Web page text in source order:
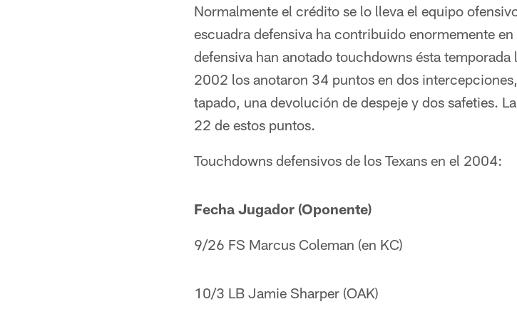
Normalmente el crédito se lo lleva el equipo
escuadra defensiva ha contribuido enormemente
defensiva han anotado touchdowns ésta
2002 los anotaron 34 puntos en dos
tapado, una devolución de despeje y dos safeties.
22 de estos puntos.
Touchdowns defensivos de los Texans en el 2004:
Fecha Jugador (Oponente)
9/26 FS Marcus Coleman (en KC)
10/3 LB Jamie Sharper (OAK)